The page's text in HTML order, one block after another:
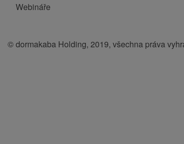
Webináře
© dormakaba Holding, 2019, všechna práva